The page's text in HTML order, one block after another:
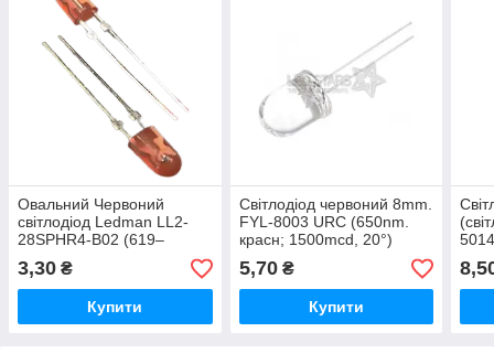
Овальний Червоний
світлодіод Ledman LL2-
28SPHR4-B02 (619–
624nm), 832–915 mcd
3,30 ₴
Купити
Світлодіод червоний 8mm.
FYL-8003 URC (650nm.
красн; 1500mcd, 20°)
круглий, прозорий, 20°
FORYARD
5,70₴
Купити